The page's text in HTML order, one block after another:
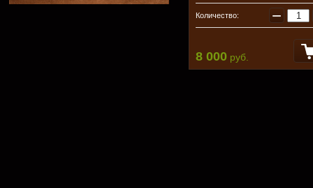
Количество: −
8 000 руб.